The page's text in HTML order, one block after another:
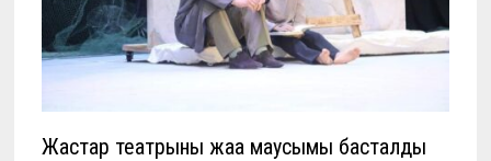
Жастар театрының жаңа маусымы басталды